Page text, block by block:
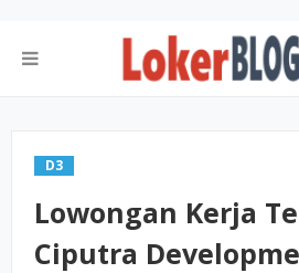
D3
Lowongan Kerja
Ciputra